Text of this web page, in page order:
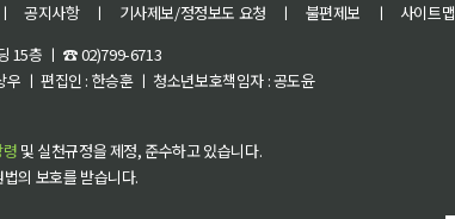
ㅣ 공지사항 ㅣ 기사제보/정정보도 요청 ㅣ 불편제보 ㅣ
사이트맵
15층 ㅣ ☎ 02)799-6713
ㅣ 편집인 : 한승훈 ㅣ 청소년보호책임자 : 공도윤
및 실천규정을 제정, 준수하고 있습니다.
의 보호를 받습니다.